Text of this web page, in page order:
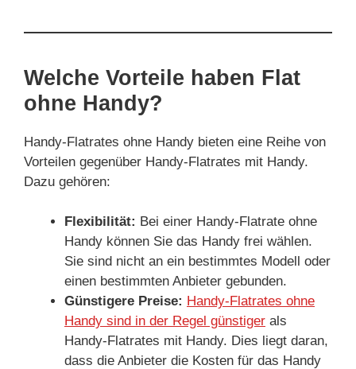
Welche Vorteile haben Flat
ohne Handy?
Handy-Flatrates ohne Handy bieten eine Reihe von
Vorteilen gegenüber Handy-Flatrates mit Handy.
Dazu gehören:
Flexibilität: Bei einer Handy-Flatrate ohne
Handy können Sie das Handy frei wählen.
Sie sind nicht an ein bestimmtes Modell oder
einen bestimmten Anbieter gebunden.
Günstigere Preise: Handy-Flatrates ohne
Handy sind in der Regel günstiger als
Handy-Flatrates mit Handy. Dies liegt daran,
dass die Anbieter die Kosten für das Handy